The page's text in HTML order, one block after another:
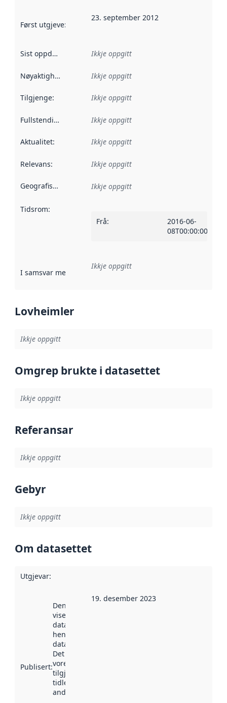
Først utgjeve: Denne datoen seier når dataa i dette
23. september 2012
Sist oppdatert Ikkje oppgitt
Nøyaktigheit Ikkje oppgitt
Tilgjenge: Ikkje oppgitt
Fullstendigheit Ikkje oppgitt
Aktualitet: Ikkje oppgitt
Relevans: Ikkje oppgitt
Geografisk område Ikkje oppgitt
Tidsrom:
Frå:
2016-06-
08T00:00:00Z
I samsvar med Referanse til ei implementeringsregel eller
Ikkje oppgitt
Lovheimler
Ikkje oppgitt
Omgrep brukte i datasettet
Ikkje oppgitt
Referansar
Ikkje oppgitt
Gebyr
Ikkje oppgitt
Om datasettet
Utgjevar:
Publisert:
Denne datoen
viser når
datasettet vart
henta inn av
data.norge.no.
Det kan ha
vore
tilgjengeleg
tidlegare
andre stader.
19. desember 2023